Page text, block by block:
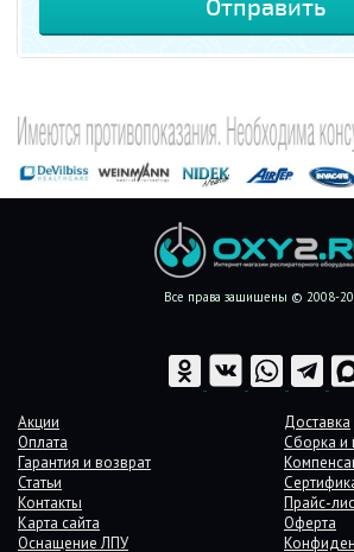
Все права защищены © 2008-
Акции
Доставка
Оплата
Сборка и
Гарантия и возврат
Статьи
Контакты
Прайс-
Карта сайта
Оферта
Оснащение ЛПУ